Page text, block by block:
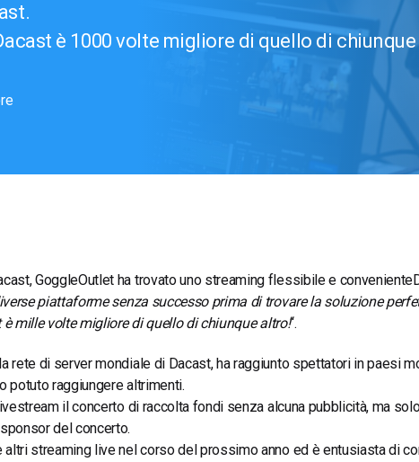
è 1000 volte migliore di quello di chiunque
GoggleOutlet ha trovato uno streaming flessibile e conveniente
piattaforme senza successo prima di trovare la soluzione
mille volte migliore di quello di chiunque altro!“.
rete di server mondiale di Dacast, ha raggiunto spettatori in paesi
potuto raggiungere altrimenti.
il concerto di raccolta fondi senza alcuna pubblicità, ma
del concerto.
altri streaming live nel corso del prossimo anno ed è entusiasta di